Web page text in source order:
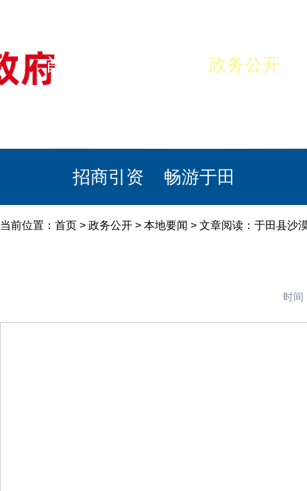
首页 政务公开
招商引资 畅游于田
当前位置： 首页 > 政务公开 > 本地要闻 > 文章阅读：于田县沙
时间